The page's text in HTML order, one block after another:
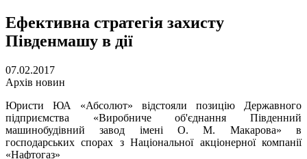
Ефективна стратегія захисту
Південмашу в дії
07.02.2017
Архів новин
Юристи ЮА «Абсолют» відстояли позицію Державного
підприємства «Виробниче об'єднання Південний
машинобудівний завод імені О. М. Макарова» в
господарських спорах з Національної акціонерної компанії
«Нафтогаз»